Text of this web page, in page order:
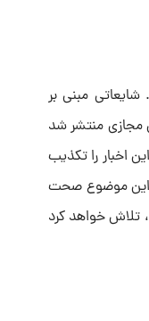
مبنی بر
مجازی منتشر شد
اخبار را تکذیب
این موضوع صحت
تلاش خواهد کرد